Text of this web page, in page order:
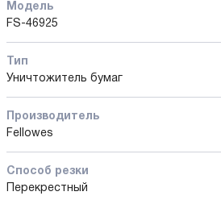
Модель
FS-46925
Тип
Уничтожитель бумаг
Производитель
Fellowes
Способ резки
Перекрестный